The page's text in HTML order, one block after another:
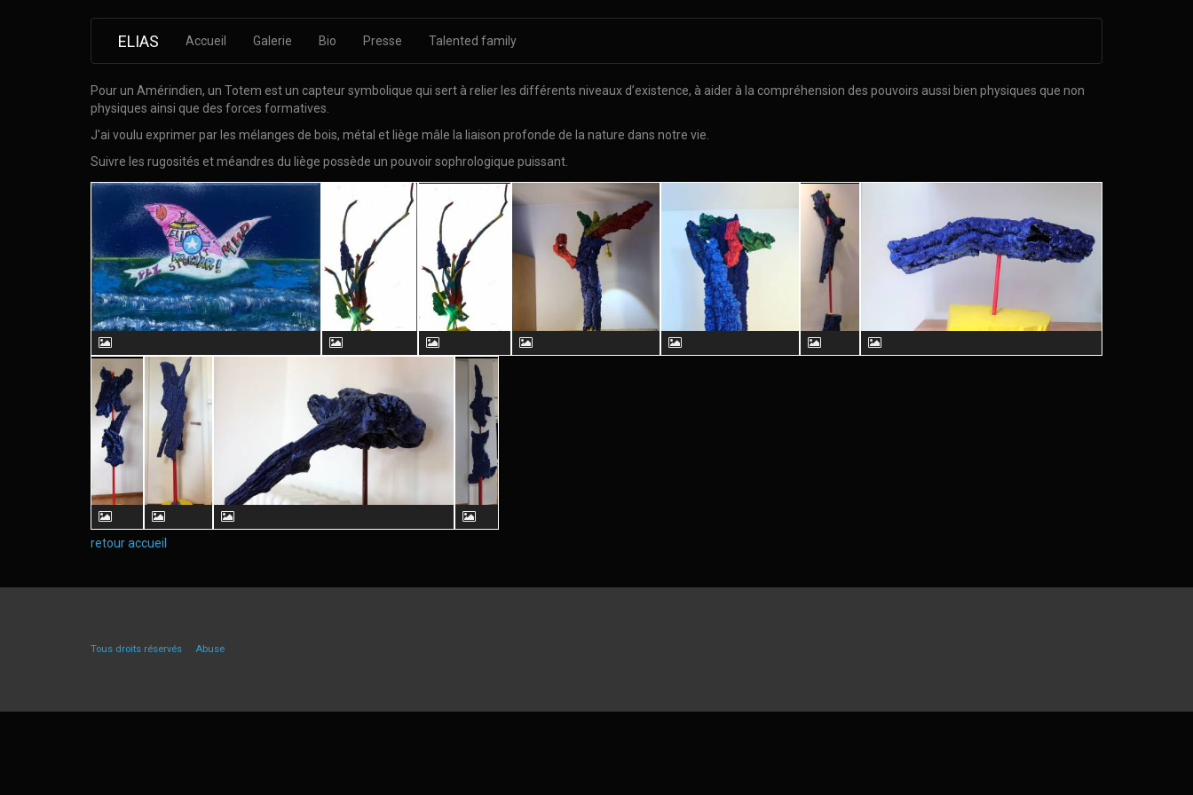
ELIAS Accueil Galerie Bio Presse Talented family
Pour un Amérindien, un Totem est un capteur symbolique qui sert à relier les différents niveaux d’existence, à aider à la compréhension des pouvoirs aussi bien physiques que non
physiques ainsi que des forces formatives.
J'ai voulu exprimer par les mélanges de bois, métal et liège mâle la liaison profonde de la nature dans notre vie.
Suivre les rugosités et méandres du liège possède un pouvoir sophrologique puissant.
retour accueil
Tous droits réservés Abuse